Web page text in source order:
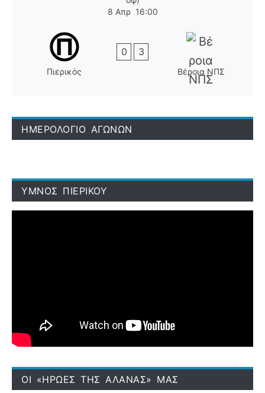
8 Απρ 16:00
Πιερικός
0 3
Βέροια ΝΠΣ
ΗΜΕΡΟΛΟΓΙΟ ΑΓΩΝΩΝ
ΥΜΝΟΣ ΠΙΕΡΙΚΟΥ
ΟΙ «ΗΡΩΕΣ ΤΗΣ ΑΛΑΝΑΣ» ΜΑΣ